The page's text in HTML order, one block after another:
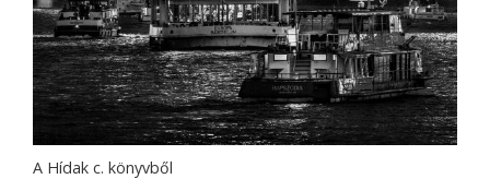
A Hídak c. könyvből